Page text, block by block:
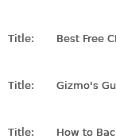
Title: Best Free
Title: Gizmo's
Title: How to